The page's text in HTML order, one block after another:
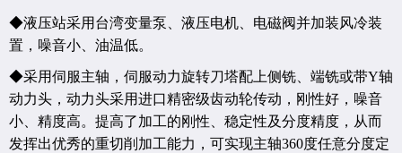
◆液压站采用台湾变量泵、液压电机、电磁阀并加装风冷装
置，噪音小、油温低。
◆采用伺服主轴，伺服动力旋转刀塔配上侧铣、端铣或带Y轴
动力头， 动力头采用进口精密级齿动轮传动，刚性好，噪音
小、精度高。 提高了加工的刚性、稳定性及分度精度，从而
发挥出优秀的重切削加工能力，可实现主轴360度任意分度定